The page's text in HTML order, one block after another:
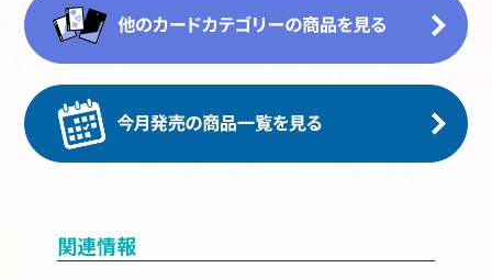
関連情報